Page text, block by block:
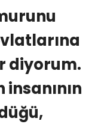
diyorum.